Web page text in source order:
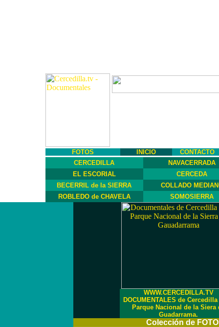
FOTOS INICIO
CONTACTO
CERCEDILLA
NAVACERRADA
EL ESCORIAL
CERCEDA
BECERRIL de la SIERRA
COLLADO
ROBLEDO de CHAVELA
SOMOSIERRA
WWW.CERCEDILLA.TV
DOCUMENTALES de
Parque Nacional de la Siera
Guadarrama.
Colección de